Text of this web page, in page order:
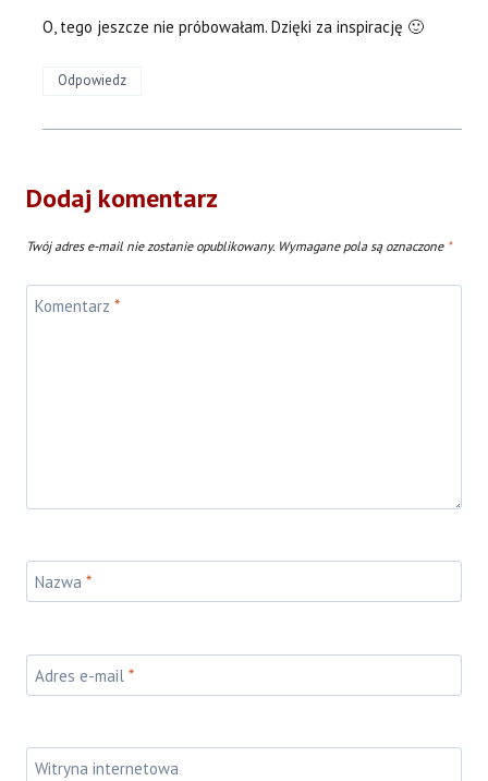
O, tego jeszcze nie próbowałam. Dzięki za inspirację 🙂
Odpowiedz
Dodaj komentarz
Twój adres e-mail nie zostanie opublikowany. Wymagane pola są oznaczone *
Komentarz *
Nazwa *
Adres e-mail *
Witryna internetowa